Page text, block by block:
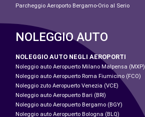
Parcheggio Aeroporto Bergamo-Orio al Serio
NOLEGGIO AUTO
NOLEGGIO AUTO NEGLI AEROPORTI
Noleggio auto Aeropuerto Milano Malpensa (MXP)
Noleggio auto Aeropuerto Roma Fiumicino (FCO)
Noleggio zuto Aeropuerto Venezia (VCE)
Noleggio auto Aeropuerto Bari (BRI)
Noleggio auto Aeropuerto Bergamo (BGY)
Noleggio auto Aeropuerto Bologna (BLQ)